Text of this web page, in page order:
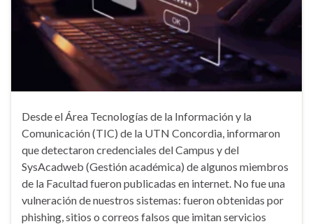
Desde el Área Tecnologías de la Información y la
Comunicación (TIC) de la UTN Concordia, informaron
que detectaron credenciales del Campus y del
SysAcadweb (Gestión académica) de algunos miembros
de la Facultad fueron publicadas en internet. No fue una
vulneración de nuestros sistemas: fueron obtenidas por
phishing, sitios o correos falsos que imitan servicios